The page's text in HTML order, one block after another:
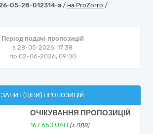
05-28-012314-a / на ProZorro /
Період подачі пропозицій
з 28-05-2026, 17:38
по 02-06-2026, 09:00
ЗАПИТ (ЦІНИ) ПРОПОЗИЦІЙ
ОЧІКУВАННЯ ПРОПОЗИЦІЙ
167 650 UAH (з ПДВ)